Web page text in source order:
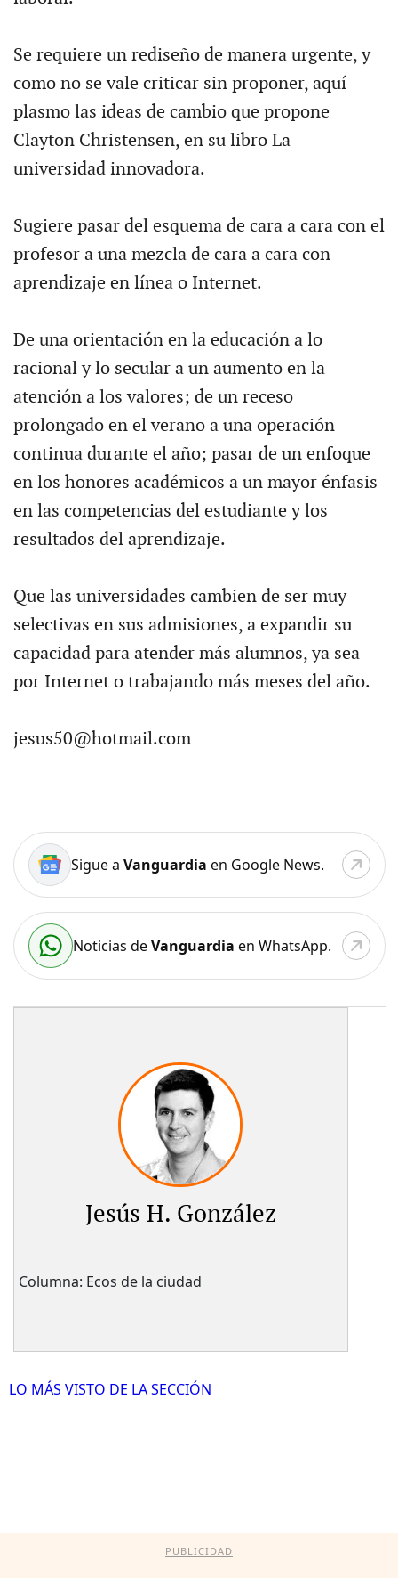
Se requiere un rediseño de manera urgente, y
como no se vale criticar sin proponer, aquí
plasmo las ideas de cambio que propone
Clayton Christensen, en su libro La
universidad innovadora.
Sugiere pasar del esquema de cara a cara con el
profesor a una mezcla de cara a cara con
aprendizaje en línea o Internet.
De una orientación en la educación a lo
racional y lo secular a un aumento en la
atención a los valores; de un receso
prolongado en el verano a una operación
continua durante el año; pasar de un enfoque
en los honores académicos a un mayor énfasis
en las competencias del estudiante y los
resultados del aprendizaje.
Que las universidades cambien de ser muy
selectivas en sus admisiones, a expandir su
capacidad para atender más alumnos, ya sea
por Internet o trabajando más meses del año.
jesus50@hotmail.com
Sigue a Vanguardia en Google News.
Noticias deVanguardia en WhatsApp.
Jesús H. González
Columna: Ecos de la ciudad
LO MÁS VISTO DE LA SECCIÓN
PUBLICIDAD